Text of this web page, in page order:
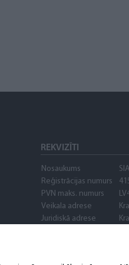
REKVIZĪTI
Nosaukums
Reģistrācijas numurs
PVN maks. numurs
Veikala adrese
Juridiskā adrese